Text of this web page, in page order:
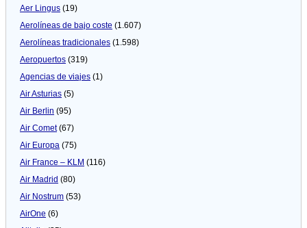
Aer Lingus (19)
Aerolíneas de bajo coste (1.607)
Aerolíneas tradicionales (1.598)
Aeropuertos (319)
Agencias de viajes (1)
Air Asturias (5)
Air Berlin (95)
Air Comet(67)
Air Europa (75)
Air France – KLM (116)
Air Madrid (80)
Air Nostrum (53)
AirOne (6)